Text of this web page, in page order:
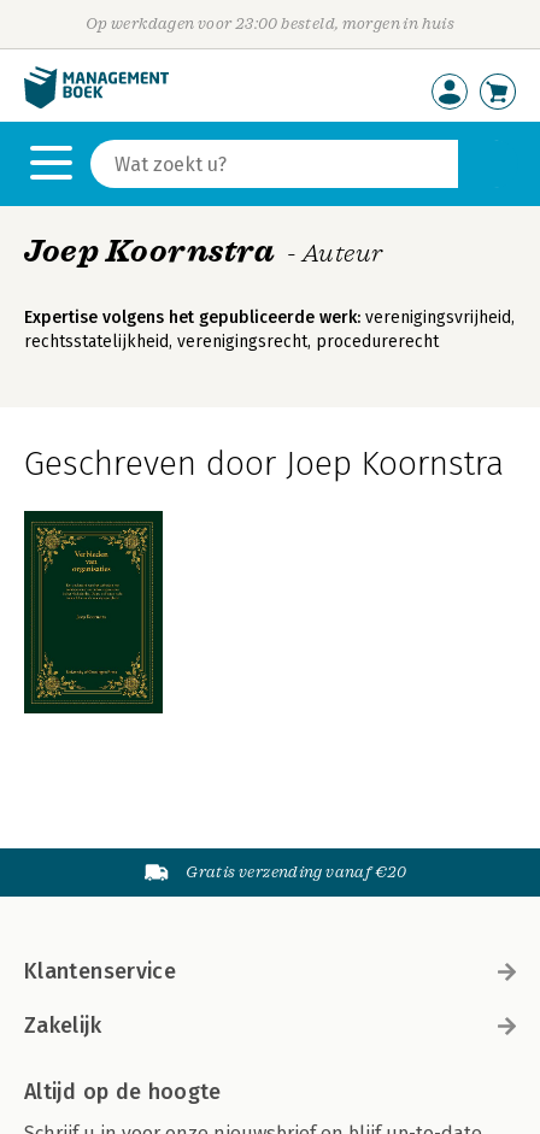
Op werkdagen voor 23:00 besteld, morgen in huis
Joep Koornstra - Auteur
Expertise volgens het gepubliceerde werk: verenigingsvrijheid,
rechtsstatelijkheid, verenigingsrecht, procedurerecht
Geschreven door Joep Koornstra
Gratis verzending vanaf €20
Klantenservice
Zakelijk
Altijd op de hoogte